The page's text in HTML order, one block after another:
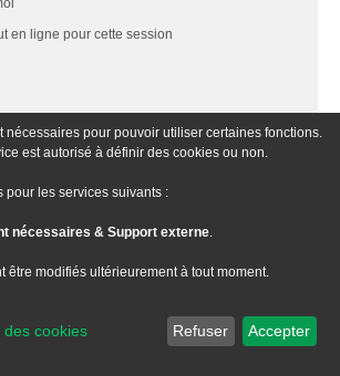
en ligne pour cette session
de forum.
INVENTEA & v12mike
nécessaires pour pouvoir utiliser certaines fonctions.
est autorisé à définir des cookies ou non.
pour les services suivants :
nécessaires & Support externe.
être modifiés ultérieurement à tout moment.
cookies Refuser Accepter